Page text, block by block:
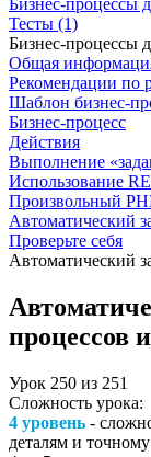
Бизнес-процессы
Тесты (1)
Бизнес-процессы
Общая
Рекомендации по
Шаблон бизнес-
Бизнес-процесс
Действия
Выполнение
Использование
Произвольный
Автоматический
Проверьте себя
Автоматический
процессов
Урок 250 из 251
Сложность урока:
4 уровень -
деталям и